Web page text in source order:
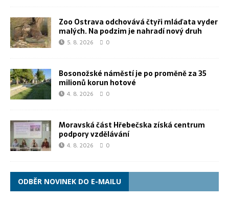
Zoo Ostrava odchovává čtyři mláďata vyder
malých. Na podzim je nahradí nový druh
5. 8. 2026 0
Bosonožské náměstí je po proměně za 35
milionů korun hotové
4. 8. 2026 0
Moravská část Hřebečska získá centrum
podpory vzdělávání
4. 8. 2026 0
ODBĚR NOVINEK DO E-MAILU